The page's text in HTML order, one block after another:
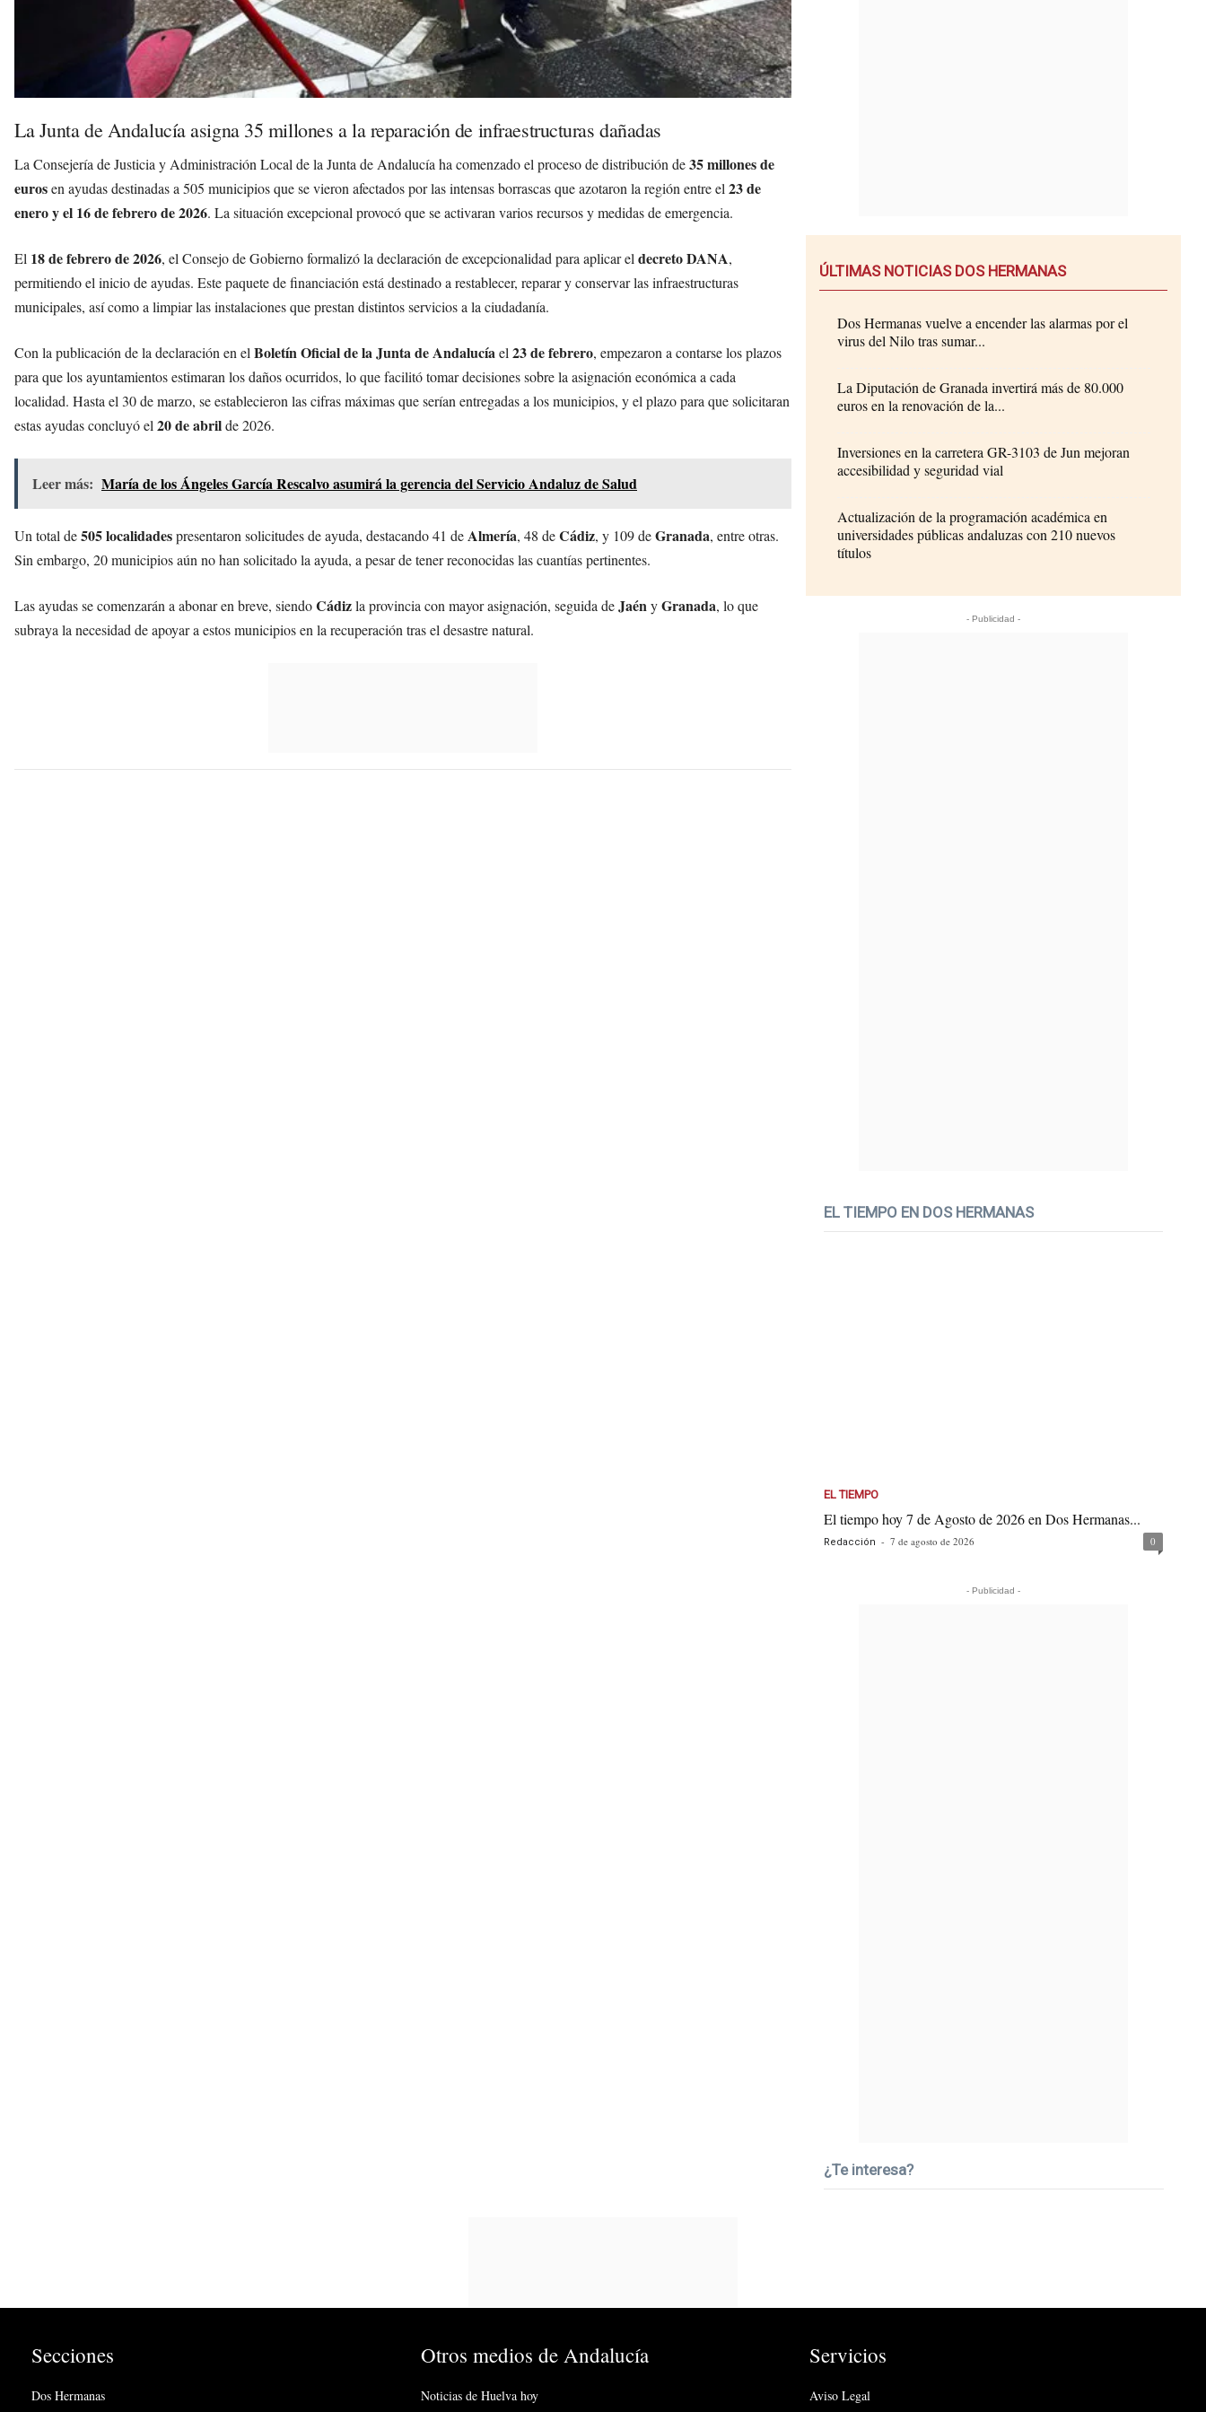
La Junta de Andalucía asigna 35 millones a la reparación de infraestructuras dañadas
La Consejería de Justicia y Administración Local de la Junta de Andalucía ha comenzado el proceso de distribución de35 millones de
eurosen ayudas destinadas a 505 municipios que se vieron afectados por las intensas borrascas que azotaron la región entre el23 de
enero y el 16 de febrero de 2026. La situación excepcional provocó que se activaran varios recursos y medidas de emergencia.
El 18 de febrero de 2026, el Consejo de Gobierno formalizó la declaración de excepcionalidad para aplicar eldecreto DANA,
permitiendo el inicio de ayudas. Este paquete de financiación está destinado a restablecer, reparar y conservar las infraestructuras
municipales, así como a limpiar las instalaciones que prestan distintos servicios a la ciudadanía.
Con la publicación de la declaración en elBoletín Oficial de la Junta de Andalucíael23 de febrero, empezaron a contarse los plazos
para que los ayuntamientos estimaran los daños ocurridos, lo que facilitó tomar decisiones sobre la asignación económica a cada
localidad. Hasta el 30 de marzo, se establecieron las cifras máximas que serían entregadas a los municipios, y el plazo para que solicitaran
estas ayudas concluyó el20 de abrilde 2026.
Leer más: María de los Ángeles García Rescalvo asumirá la gerencia del Servicio Andaluz de Salud
Un total de505 localidadespresentaron solicitudes de ayuda, destacando 41 deAlmería, 48 deCádiz, y 109 deGranada, entre otras.
Sin embargo, 20 municipios aún no han solicitado la ayuda, a pesar de tener reconocidas las cuantías pertinentes.
Las ayudas se comenzarán a abonar en breve, siendoCádizla provincia con mayor asignación, seguida deJaényGranada, lo que
subraya la necesidad de apoyar a estos municipios en la recuperación tras el desastre natural.
ÚLTIMAS NOTICIAS DOS HERMANAS
Dos Hermanas vuelve a encender las alarmas por el
virus del Nilo tras sumar...
La Diputación de Granada invertirá más de 80.000
euros en la renovación de la...
Inversiones en la carretera GR-3103 de Jun mejoran
accesibilidad y seguridad vial
Actualización de la programación académica en
universidades públicas andaluzas con 210 nuevos
títulos
- Publicidad -
EL TIEMPO EN DOS HERMANAS
EL TIEMPO
El tiempo hoy 7 de Agosto de 2026 en Dos Hermanas...
Redacción - 7 de agosto de 2026 0
- Publicidad -
¿Te interesa?
Secciones
Dos Hermanas
Otros medios de Andalucía
Noticias de Huelva hoy
Servicios
Aviso Legal